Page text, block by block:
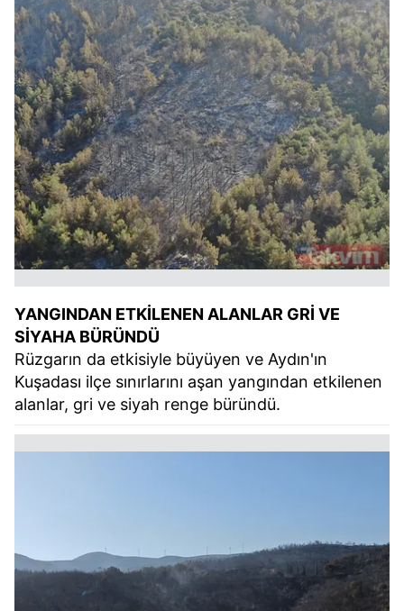
YANGINDAN ETKİLENEN ALANLAR GRİ VE
SİYAHA BÜRÜNDÜ
Rüzgarın da etkisiyle büyüyen ve Aydın'ın
Kuşadası ilçe sınırlarını aşan yangından etkilenen
alanlar, gri ve siyah renge büründü.